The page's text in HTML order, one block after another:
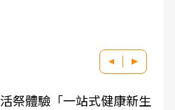
祭體驗「一站式健康新生